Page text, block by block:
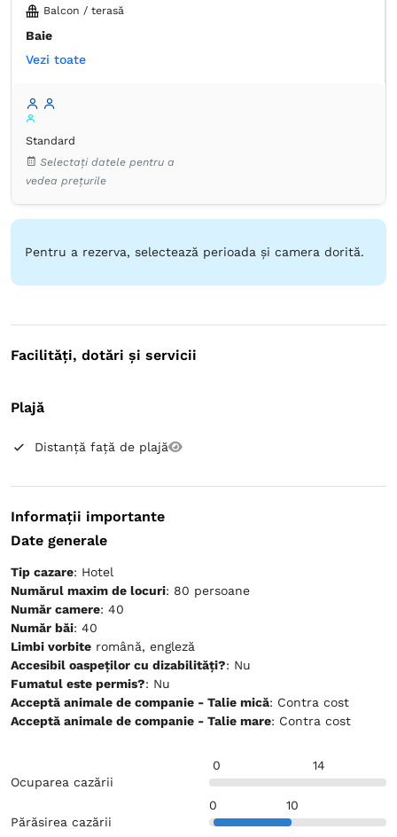
Balcon / terasă
Baie
Proprie -
Articole de toaletă gratuite
Minibar
Pardoseală de lemn sau parchet
TV cu ecran plat
Vezi toate
Standard
Selectați datele pentru a
vedea prețurile
Pentru a rezerva, selectează perioada și camera dorită.
Facilități, dotări și servicii
Plajă
Distanță față de plajă
Informații importante
Date generale
Tip cazare: Hotel
Numărul maxim de locuri: 80 persoane
Număr camere: 40
Număr băi: 40
Limbi vorbite română, engleză
Accesibil oaspeților cu dizabilități?
: Nu
Fumatul este permis?
: Nu
Acceptă animale de companie - Talie mică
: Contra cost
Acceptă animale de companie - Talie mare
: Contra cost
Ocuparea cazării
14
0
Părăsirea cazării
0 10